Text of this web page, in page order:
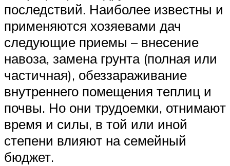
последствий. Наиболее известны и
применяются хозяевами дач
следующие приемы – внесение
навоза, замена грунта (полная или
частичная), обеззараживание
внутреннего помещения теплиц и
почвы. Но они трудоемки, отнимают
время и силы, в той или иной
степени влияют на семейный
бюджет.